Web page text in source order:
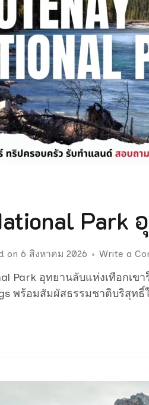
Park
on 6 สิงหาคม 2026 Write a
Park อุทยานลับแห่งเทือกเข
พร้อมสัมผัสธรรมชาติบริสุท